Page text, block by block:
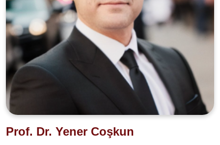
Prof. Dr. Yener Coşkun